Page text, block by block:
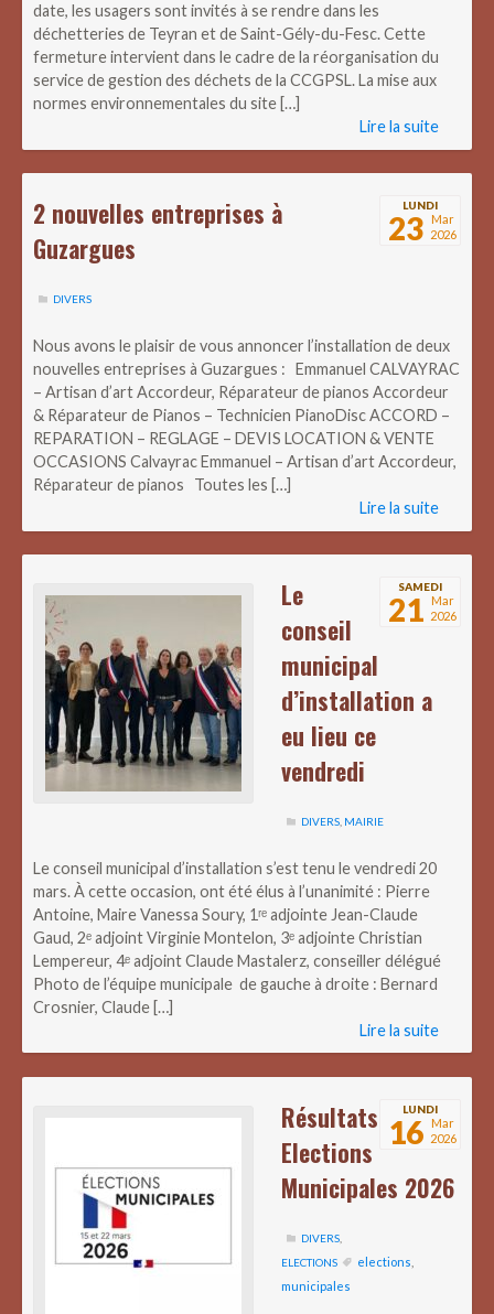
date, les usagers sont invités à se rendre dans les
déchetteries de Teyran et de Saint-Gély-du-Fesc. Cette
fermeture intervient dans le cadre de la réorganisation du
service de gestion des déchets de la CCGPSL. La mise aux
normes environnementales du site […]
Lire la suite
LUNDI
23 Mar
2026
2 nouvelles entreprises à
Guzargues
DIVERS
Nous avons le plaisir de vous annoncer l’installation de deux
nouvelles entreprises à Guzargues : Emmanuel CALVAYRAC
– Artisan d’art Accordeur, Réparateur de pianos Accordeur
& Réparateur de Pianos – Technicien PianoDisc ACCORD –
REPARATION – REGLAGE – DEVIS LOCATION & VENTE
OCCASIONS Calvayrac Emmanuel – Artisan d’art Accordeur,
Réparateur de pianos Toutes les […]
Lire la suite
SAMEDI
21 Mar
2026
Le
conseil
municipal
d’installation a
eu lieu ce
vendredi
DIVERS MAIRIE
Le conseil municipal d’installation s’est tenu le vendredi 20
mars. À cette occasion, ont été élus à l’unanimité : Pierre
Antoine, Maire Vanessa Soury, 1ʳᵉ adjointe Jean-Claude
Gaud, 2ᵉ adjoint Virginie Montelon, 3ᵉ adjointe Christian
Lempereur, 4ᵉ adjoint Claude Mastalerz, conseiller délégué
Photo de l’équipe municipale de gauche à droite : Bernard
Crosnier, Claude […]
Lire la suite
LUNDI
16 Mar
2026
Résultats
Elections
Municipales 2026
DIVERS
ELECTIONS
elections
municipales